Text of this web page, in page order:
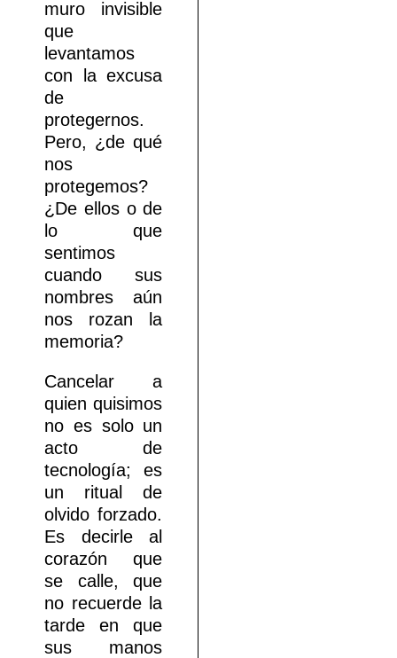
muro invisible
que
levantamos
con la excusa
de
protegernos.
Pero, ¿de qué
nos
protegemos?
¿De ellos o de
lo que
sentimos
cuando sus
nombres aún
nos rozan la
memoria?
Cancelar a
quien quisimos
no es solo un
acto de
tecnología; es
un ritual de
olvido forzado.
Es decirle al
corazón que
se calle, que
no recuerde la
tarde en que
sus manos